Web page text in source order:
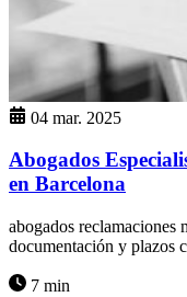
04 mar. 2025
Abogados
en Barcelona
abogados reclamaciones
documentación y plazos
7 min